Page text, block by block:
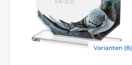
Varianten (8)